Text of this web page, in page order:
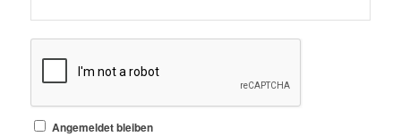
Angemeldet bleiben